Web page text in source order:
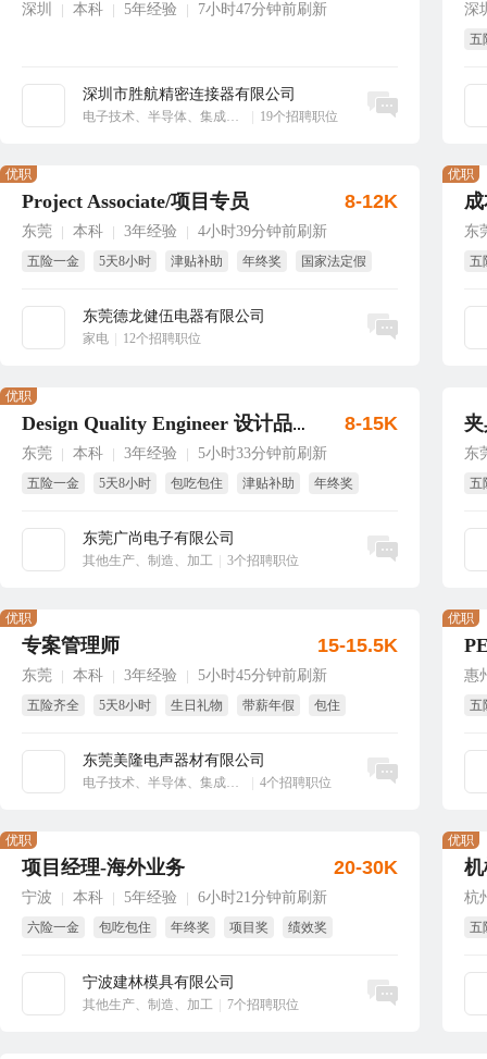
深圳 本科 5年经验 7小时47分钟前刷新
深圳市胜航精密连接器有限公司
电子技术、半导体、集成电路 19个招聘职位
立即沟通
深
五
Project Associate/项目专员
东莞 本科 3年经验 4小时39分钟前刷新
五险一金 5天8小时 津贴补助 年终奖
国家法定假
东莞德龙健伍电器有限公司
家电 12个招聘职位
优职
8-12K
立即沟通
东
五
优职
Design Quality Engineer 设计品质工程师
东莞 本科 3年经验 5小时33分钟前刷新
五险一金 5天8小时 包吃包住 津贴补助
年终奖
东莞广尚电子有限公司
其他生产、制造、加工 3个招聘职位
优职
8-15K
立即沟通
东
五
专案管理师
东莞 本科 3年经验 5小时45分钟前刷新
五险齐全 5天8小时 生日礼物 带薪年假 包住
东莞美隆电声器材有限公司
电子技术、半导体、集成电路 4个招聘职位
优职
15-15.5K
立即沟通
惠
五
优职
项目经理-海外业务
宁波 本科 5年经验 6小时21分钟前刷新
六险一金 包吃包住 年终奖 项目奖
绩效奖
宁波建林模具有限公司
其他生产、制造、加工 7个招聘职位
优职
20-30K
立即沟通
杭
五
优职